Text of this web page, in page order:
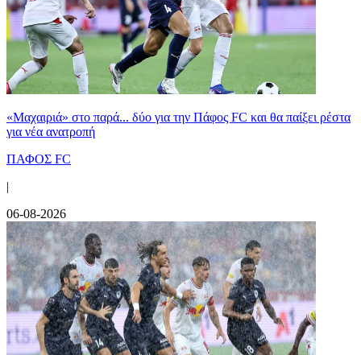
«Μαχαιριά» στο παρά... δύο για την Πάφος FC και θα παίξει ρέστα
για νέα ανατροπή
ΠΑΦΟΣ FC
|
06-08-2026